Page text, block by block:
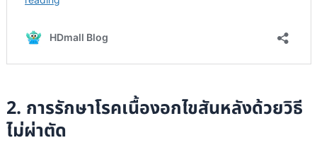
2. การรักษาโรคเนื้องอกไขสันหลังด้วยวิธี
ไม่ผ่าตัด